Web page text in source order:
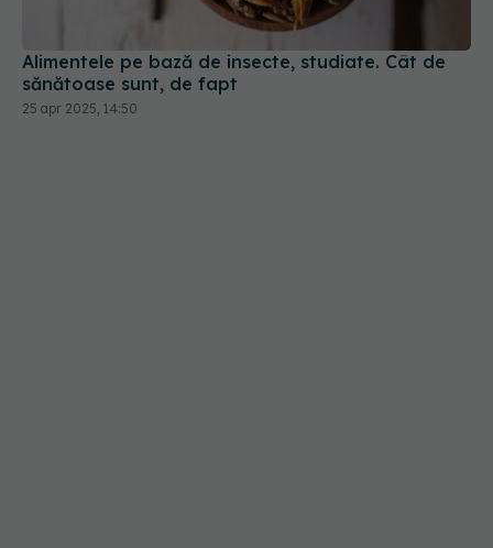
Alimentele pe bază de insecte, studiate. Cât de
25 apr 2025, 14:50